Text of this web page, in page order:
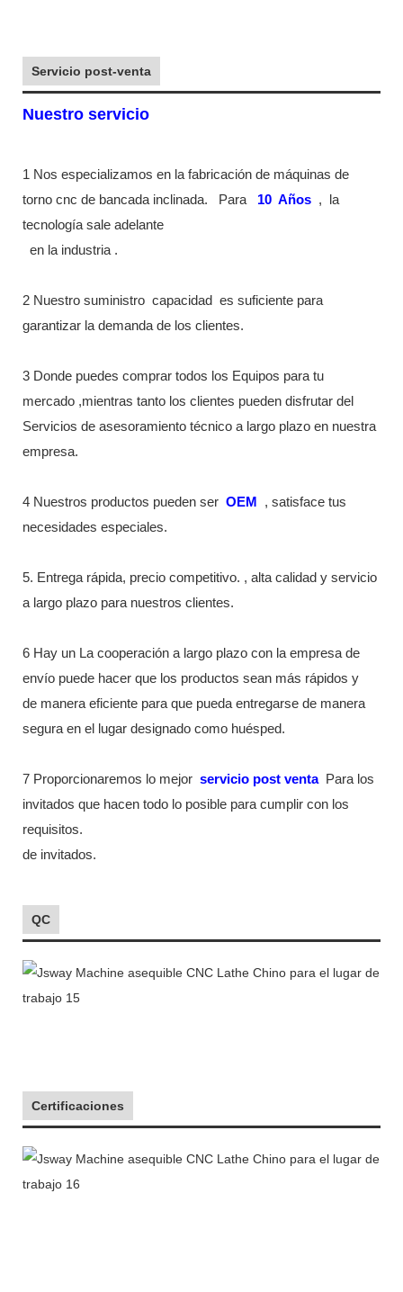
Servicio post-venta
Nuestro servicio
1 Nos especializamos en la fabricación de máquinas de
torno cnc de bancada inclinada.
Para 10 Años ,
la
tecnología sale adelante
en la industria .
2 Nuestro suministro capacidad
es suficiente para
garantizar la demanda de los clientes.
3 Donde puedes comprar todos los Equipos para tu
mercado ,mientras tanto los clientes pueden disfrutar del
Servicios de asesoramiento técnico a largo plazo en nuestra
empresa.
4 Nuestros productos pueden ser OEM
, satisface tus
necesidades especiales.
5. Entrega rápida, precio competitivo. , alta calidad y servicio
a largo plazo para nuestros clientes.
6 Hay un La cooperación a largo plazo con la empresa de
envío puede hacer que los productos sean más rápidos y
de manera eficiente para que pueda entregarse de manera
segura en el lugar designado como huésped.
7 Proporcionaremos lo mejor servicio post venta Para los
invitados que hacen todo lo posible para cumplir con los
requisitos.
de invitados.
QC
Certificaciones